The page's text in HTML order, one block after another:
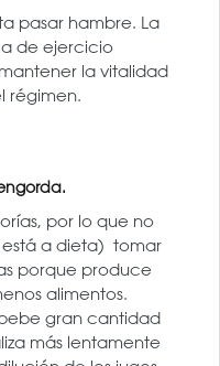
pasar hambre. La
de ejercicio
la vitalidad
régimen.
por lo que no
está a dieta) tomar
porque produce
alimentos.
gran cantidad
más lentamente